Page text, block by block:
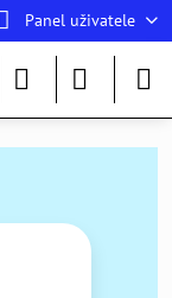
Panel uživatele